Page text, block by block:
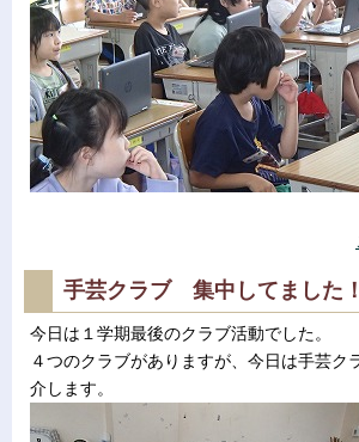
手芸クラブ 集中してました！
今日は１学期最後のクラブ活動でした。
４つのクラブがありますが、今日は手芸ク
介します。